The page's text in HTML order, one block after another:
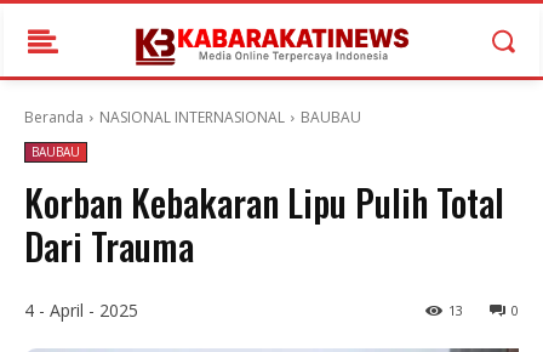
Beranda NASIONAL INTERNASIONAL BAUBAU
BAUBAU
Korban Kebakaran Lipu Pulih Total
Dari Trauma
4 - April - 2025 0
13